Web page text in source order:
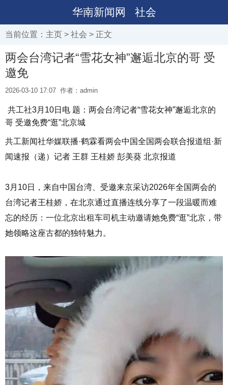
华南新闻网 社会
当前位置： 主页 > 社会 > 正文
两会台湾记者“雪花女神”邂逅北京的哥 受
邀免
2026-03-10 17:07 作者：admin
共工社3月10日电 题：两会台湾记者“雪花女神”邂逅北京的
哥 受邀免费“逛”北京城
共工新闻社华媒联播·鹤霖看两会中国全国两会联合报道组·新
闻速报（递）记者 王群 王桂娇 彭美葵 北京报道
3月10日，来自中国台湾、受邀来京采访2026年全国两会的
台湾记者王桂娇，在北京通过直播连线分享了一段温暖而难
忘的经历：一位北京出租车司机主动邀请她免费“逛”北京，带
她领略这座古都的独特魅力。